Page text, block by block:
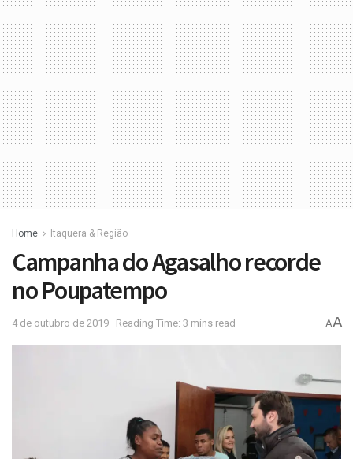
Home Itaquera & Região
Campanha do Agasalho recorde
no Poupatempo
4 de outubro de 2019 Reading Time: 3 mins read AA